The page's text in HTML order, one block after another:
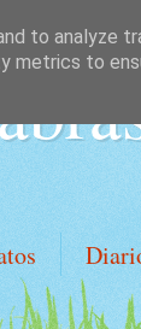
to analyze
metrics to